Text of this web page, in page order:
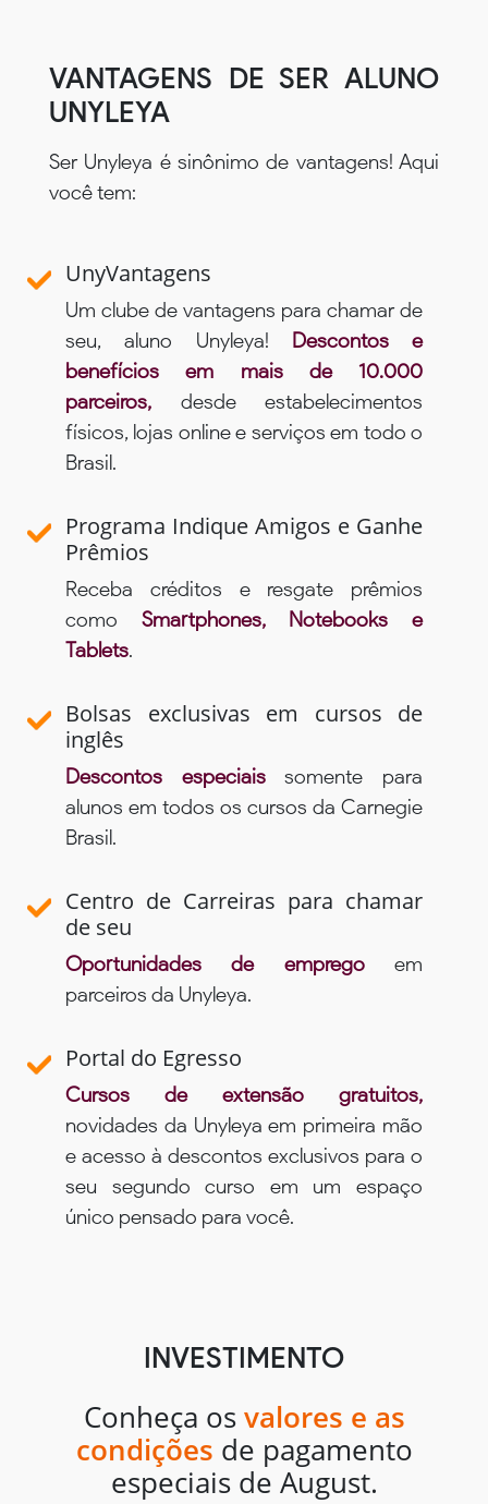
VANTAGENS DE SER ALUNO
UNYLEYA
Ser Unyleya é sinônimo de vantagens! Aqui
você tem:
UnyVantagens
Um clube de vantagens para chamar de
seu, aluno Unyleya! Descontos e
benefícios em mais de 10.000
parceiros, desde estabelecimentos
físicos, lojas online e serviços em todo o
Brasil.
Programa Indique Amigos e Ganhe
Prêmios
Receba créditos e resgate prêmios
como Smartphones, Notebooks e
Tablets.
Bolsas exclusivas em cursos de
inglês
Descontos especiaissomente para
alunos em todos os cursos da Carnegie
Brasil.
Centro de Carreiras para chamar
de seu
Oportunidades de empregoem
parceiros da Unyleya.
Portal do Egresso
Cursos de extensão gratuitos,
novidades da Unyleya em primeira mão
e acesso à descontos exclusivos para o
seu segundo curso em um espaço
único pensado para você.
INVESTIMENTO
Conheça os valores e as
condições de pagamento
especiais de August.